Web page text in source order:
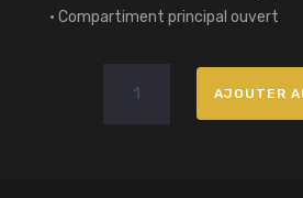
• Compartiment principal ouvert
Sac
AJOUTER